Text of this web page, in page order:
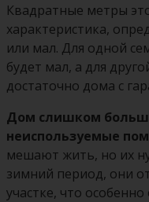
Квадратные метры
характеристика,
или мал. Для одной
будет мал, а для
достаточно дома с
Дом слишком
неиспользуемые
мешают жить, но их
зимний период, они
участке, что